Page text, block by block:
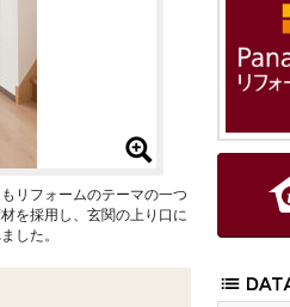
リフォームのテーマの一つ
を採用し、玄関の上り口に
した。